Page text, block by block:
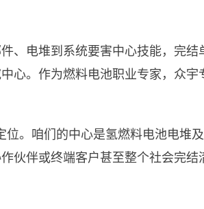
、电堆到系统要害中心技能，完
心。作为燃料电池职业专家，众
。咱们的中心是氢燃料电池电堆
伙伴或终端客户甚至整个社会完结